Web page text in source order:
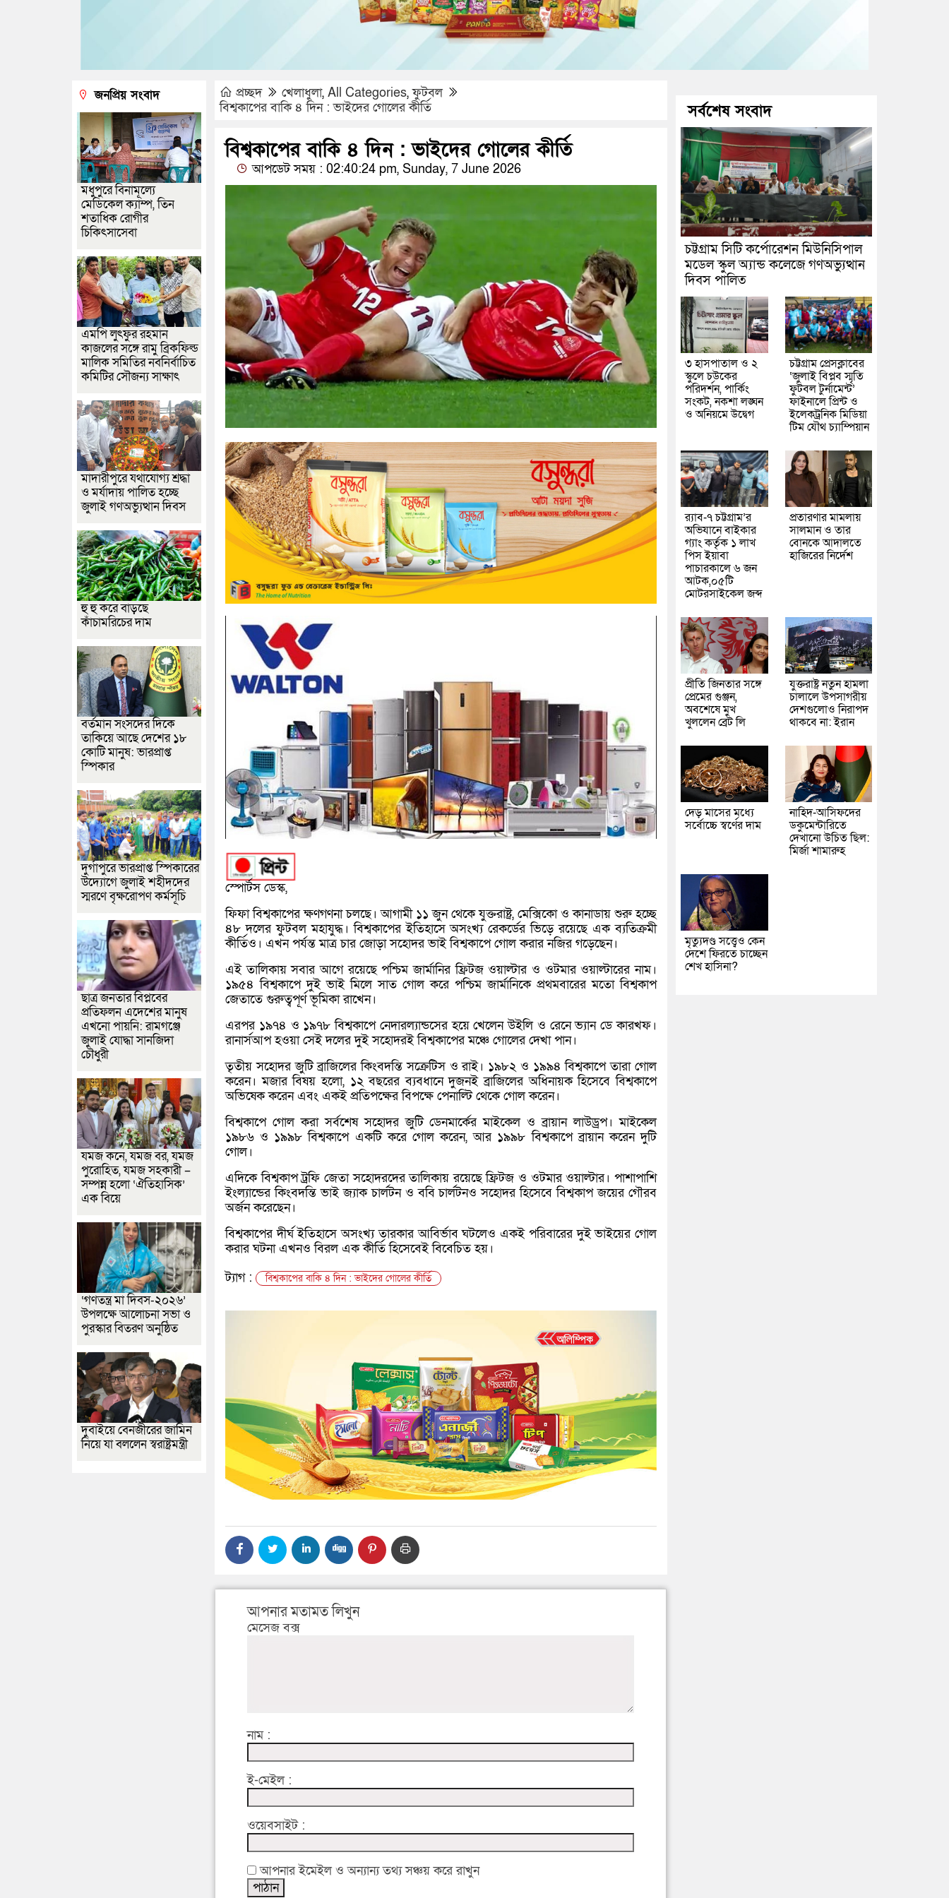
প্রচ্ছদ খেলাধুলা, All Categories,ফুটবল
বিশ্বকাপের বাকি ৪ দিন : ভাইদের গোলের কীর্তি
বিশ্বকাপের বাকি ৪ দিন : ভাইদের গোলের কীর্তি
আপডেট সময় : 02:40:24 pm, Sunday, 7 June 2026
স্পোর্টস ডেস্ক,
ফিফা বিশ্বকাপের ক্ষণগণনা চলছে। আগামী ১১ জুন থেকে যুক্তরাষ্ট্র, মেক্সিকো ও কানাডায় শুরু হচ্ছে
৪৮ দলের ফুটবল মহাযুদ্ধ। বিশ্বকাপের ইতিহাসে অসংখ্য রেকর্ডের ভিড়ে রয়েছে এক ব্যতিক্রমী
কীর্তিও। এখন পর্যন্ত মাত্র চার জোড়া সহোদর ভাই বিশ্বকাপে গোল করার নজির গড়েছেন।
এই তালিকায় সবার আগে রয়েছে পশ্চিম জার্মানির ফ্রিটজ ওয়াল্টার ও ওটমার ওয়াল্টারের নাম।
১৯৫৪ বিশ্বকাপে দুই ভাই মিলে সাত গোল করে পশ্চিম জার্মানিকে প্রথমবারের মতো বিশ্বকাপ
জেতাতে গুরুত্বপূর্ণ ভূমিকা রাখেন।
এরপর ১৯৭৪ ও ১৯৭৮ বিশ্বকাপে নেদারল্যান্ডসের হয়ে খেলেন উইলি ও রেনে ভ্যান ডে কারখফ।
রানার্সআপ হওয়া সেই দলের দুই সহোদরই বিশ্বকাপের মঞ্চে গোলের দেখা পান।
তৃতীয় সহোদর জুটি ব্রাজিলের কিংবদন্তি সক্রেটিস ও রাই। ১৯৮২ ও ১৯৯৪ বিশ্বকাপে তারা গোল
করেন। মজার বিষয় হলো, ১২ বছরের ব্যবধানে দুজনই ব্রাজিলের অধিনায়ক হিসেবে বিশ্বকাপে
অভিষেক করেন এবং একই প্রতিপক্ষের বিপক্ষে পেনাল্টি থেকে গোল করেন।
বিশ্বকাপে গোল করা সর্বশেষ সহোদর জুটি ডেনমার্কের মাইকেল ও ব্রায়ান লাউড্রপ। মাইকেল
১৯৮৬ ও ১৯৯৮ বিশ্বকাপে একটি করে গোল করেন, আর ১৯৯৮ বিশ্বকাপে ব্রায়ান করেন দুটি
গোল।
এদিকে বিশ্বকাপ ট্রফি জেতা সহোদরদের তালিকায় রয়েছে ফ্রিটজ ও ওটমার ওয়াল্টার। পাশাপাশি
ইংল্যান্ডের কিংবদন্তি ভাই জ্যাক চার্লটন ও ববি চার্লটনও সহোদর হিসেবে বিশ্বকাপ জয়ের গৌরব
অর্জন করেছেন।
বিশ্বকাপের দীর্ঘ ইতিহাসে অসংখ্য তারকার আবির্ভাব ঘটলেও একই পরিবারের দুই ভাইয়ের গোল
করার ঘটনা এখনও বিরল এক কীর্তি হিসেবেই বিবেচিত হয়।
ট্যাগ :
বিশ্বকাপের বাকি ৪ দিন : ভাইদের গোলের কীর্তি
আপনার মতামত লিখুন
মেসেজ বক্স
নাম :
ই-মেইল :
ওয়েবসাইট :
আপনার ইমেইল ও অন্যান্য তথ্য সঞ্চয় করে রাখুন
জনপ্রিয় সংবাদ
মধুপুরে বিনামূল্যে
মেডিকেল ক্যাম্প, তিন
শতাধিক রোগীর
চিকিৎসাসেবা
এমপি লুৎফুর রহমান
কাজলের সঙ্গে রামু ব্রিকফিল্ড
মালিক সমিতির নবনির্বাচিত
কমিটির সৌজন্য সাক্ষাৎ
মাদারীপুরে যথাযোগ্য শ্রদ্ধা
ও মর্যাদায় পালিত হচ্ছে
জুলাই গণঅভ্যুত্থান দিবস
হু হু করে বাড়ছে
কাঁচামরিচের দাম
বর্তমান সংসদের দিকে
তাকিয়ে আছে দেশের ১৮
কোটি মানুষ: ভারপ্রাপ্ত
স্পিকার
দুর্গাপুরে ভারপ্রাপ্ত স্পিকারের
উদ্যোগে জুলাই শহীদদের
স্মরণে বৃক্ষরোপণ কর্মসূচি
ছাত্র জনতার বিপ্লবের
প্রতিফলন এদেশের মানুষ
এখনো পায়নি: রামগঞ্জে
জুলাই যোদ্ধা সানজিদা
চৌধুরী
যমজ কনে, যমজ বর, যমজ
পুরোহিত, যমজ সহকারী –
সম্পন্ন হলো ‘ঐতিহাসিক’
এক বিয়ে
‘গণতন্ত্র মা দিবস-২০২৬’
উপলক্ষে আলোচনা সভা ও
পুরস্কার বিতরণ অনুষ্ঠিত
দুবাইয়ে বেনজীরের জামিন
নিয়ে যা বললেন স্বরাষ্ট্রমন্ত্রী
সর্বশেষ সংবাদ
চট্টগ্রাম সিটি কর্পোরেশন মিউনিসিপাল
মডেল স্কুল অ্যান্ড কলেজে গণঅভ্যুত্থান
দিবস পালিত
৩ হাসপাতাল ও ২
স্কুলে চউকের
পরিদর্শন, পার্কিং
সংকট, নকশা লঙ্ঘন
ও অনিয়মে উদ্বেগ
চট্টগ্রাম প্রেসক্লাবের
‘জুলাই বিপ্লব স্মৃতি
ফুটবল টুর্নামেন্ট’
ফাইনালে প্রিন্ট ও
ইলেকট্রনিক মিডিয়া
টিম যৌথ চ্যাম্পিয়ান
র‌্যাব-৭ চট্টগ্রাম’র
অভিযানে বাইকার
গ্যাং কর্তৃক ১ লাখ
পিস ইয়াবা
পাচারকালে ৬ জন
আটক,০৫টি
মোটরসাইকেল জব্দ
প্রতারণার মামলায়
সালমান ও তার
বোনকে আদালতে
হাজিরের নির্দেশ
প্রীতি জিনতার সঙ্গে
প্রেমের গুঞ্জন,
অবশেষে মুখ
খুললেন ব্রেট লি
যুক্তরাষ্ট্র নতুন হামলা
চালালে উপসাগরীয়
দেশগুলোও নিরাপদ
থাকবে না: ইরান
দেড় মাসের মধ্যে
সর্বোচ্চে স্বর্ণের দাম
নাহিদ-আসিফদের
ডকুমেন্টারিতে
দেখানো উচিত ছিল:
মির্জা শামারুহ
মৃত্যুদণ্ড সত্ত্বেও কেন
দেশে ফিরতে চাচ্ছেন
শেখ হাসিনা?